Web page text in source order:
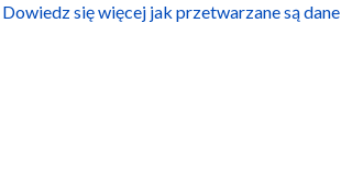
Dowiedz się więcej jak przetwarzane są dane